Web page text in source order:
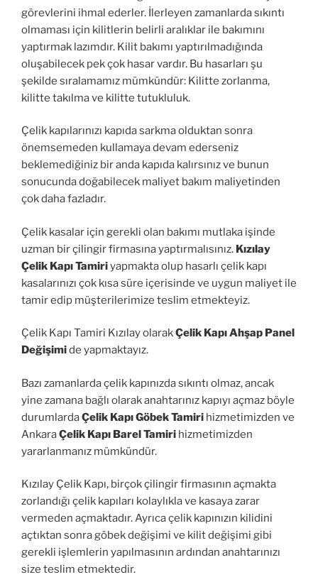
görevlerini ihmal ederler. İlerleyen zamanlarda sıkıntı
olmaması için kilitlerin belirli aralıklar ile bakımını
yaptırmak lazımdır. Kilit bakımı yaptırılmadığında
oluşabilecek pek çok hasar vardır. Bu hasarları şu
şekilde sıralamamız mümkündür: Kilitte zorlanma,
kilitte takılma ve kilitte tutukluluk.
Çelik kapılarınızı kapıda sarkma olduktan sonra
önemsemeden kullamaya devam ederseniz
beklemediğiniz bir anda kapıda kalırsınız ve bunun
sonucunda doğabilecek maliyet bakım maliyetinden
çok daha fazladır.
Çelik kasalar için gerekli olan bakımı mutlaka işinde
uzman bir çilingir firmasına yaptırmalısınız. Kızılay
Çelik Kapı Tamiriyapmakta olup hasarlı çelik kapı
kasalarınızı çok kısa süre içerisinde ve uygun maliyet ile
tamir edip müşterilerimize teslim etmekteyiz.
Çelik Kapı Tamiri Kızılay olarakÇelik Kapı Ahşap Panel
Değişimide yapmaktayız.
Bazı zamanlarda çelik kapınızda sıkıntı olmaz, ancak
yine zamana bağlı olarak anahtarınız kapıyı açmaz böyle
durumlardaÇelik Kapı Göbek Tamiri hizmetimizden ve
AnkaraÇelik Kapı Barel Tamiri hizmetimizden
yararlanmanız mümkündür.
Kızılay Çelik Kapı, birçok çilingir firmasının açmakta
zorlandığı çelik kapıları kolaylıkla ve kasaya zarar
vermeden açmaktadır. Ayrıca çelik kapınızın kilidini
açtıktan sonra göbek değişimi ve kilit değişimi gibi
gerekli işlemlerin yapılmasının ardından anahtarınızı
size teslim etmektedir.